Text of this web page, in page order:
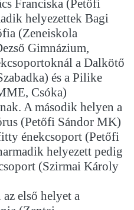
Franciska (Petőfi
helyezettek Bagi
(Zeneiskola
Gimnázium,
a Dalkötő
és a Pilike
Csóka)
A második helyen a
(Petőfi Sándor MK)
énekcsoport (Petőfi
helyezett pedig
(Szirmai Károly
első helyet a